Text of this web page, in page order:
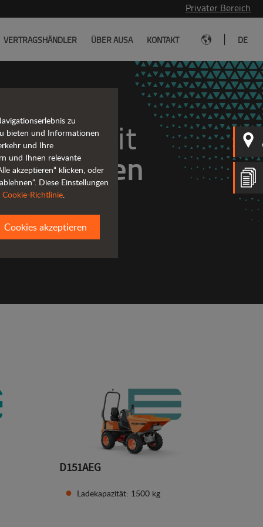
Privater Bereich
VERTRAGSHÄNDLER ÜBER AUSA KONTAKT DE
D151AEG
Ladekapazität: 1500 kg
zu
bieten und Informationen
und Ihre
und Ihnen relevante
akzeptieren“ klicken, oder
Diese Einstellungen
Cookie-Richtlinie.
Cookies akzeptieren